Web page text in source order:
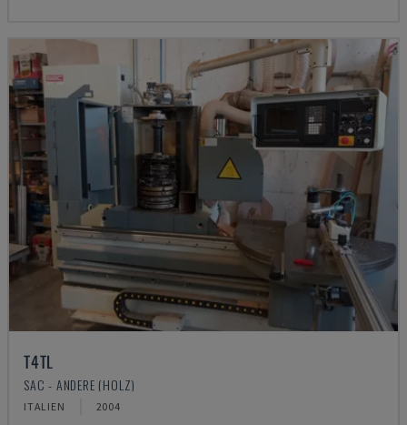
T4TL
SAC - ANDERE (HOLZ)
ITALIEN 2004